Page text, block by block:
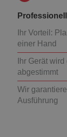
Ihr Vorteil:
einer Hand
Ihr Gerät
abgestimmt
Wir
Ausführung